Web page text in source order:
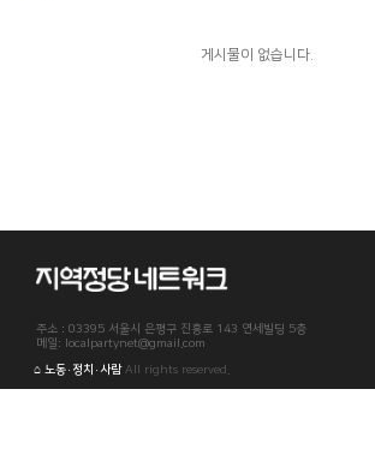
게시물이 없습니다.
주소 : 03395 서울시 은평구 진흥로 143 연세빌딩 5층
메일: localpartynet@gmail.com
⌂ 노동·정치·사람All rights reserved.